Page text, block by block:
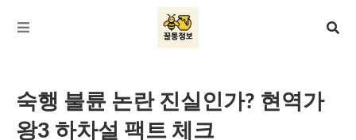
숙행 불륜 논란 진실인가? 현역가
왕3 하차설 팩트 체크